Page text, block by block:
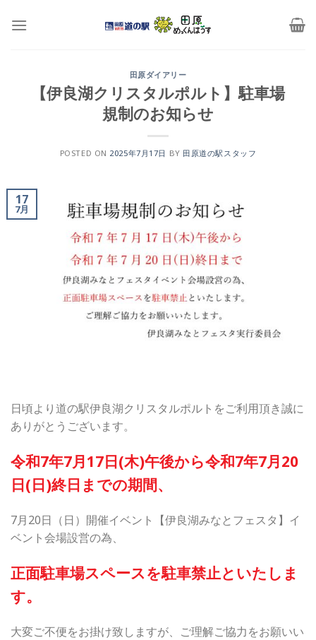
田原ダイアリー
【伊良湖クリスタルポルト】駐車場
規制のお知らせ
POSTED ON 2025年7月17日 BY 田原道の駅スタッフ
17
7月
日頃より道の駅伊良湖クリスタルポルトをご利用頂き誠に
ありがとうございます。
令和7年7月17日(木)午後から令和7年7月20
日(日)終日までの期間、
7月20日（日）開催イベント【伊良湖みなとフェスタ】イ
ベント会場設営の為、
正面駐車場スペースを駐車禁止といたしま
す。
大変ご不便をお掛け致しますが、ご理解ご協力をお願いい